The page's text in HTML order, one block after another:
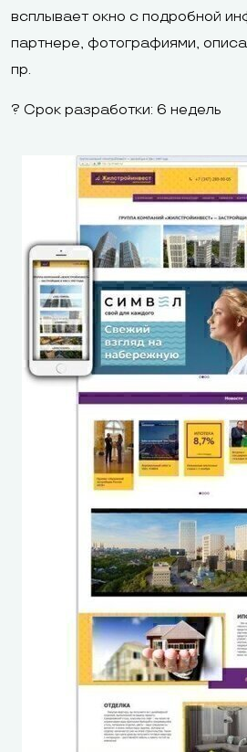
всплывает окно с подробной
партнере, фотографиями,
пр.
? Срок разработки: 6 недель